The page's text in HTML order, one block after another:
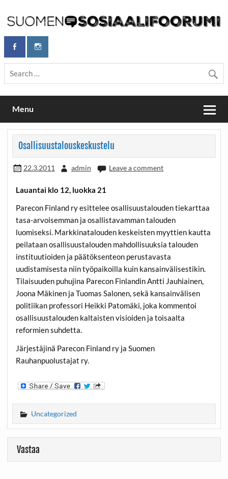
content
Maailmanparannuspäivät / Suomen
Sosiaalifoorumi
Maailmanparannuspäivät Lapinlahden Lähteellä, Helsingissä
26.–27.9.2026
Menu
Osallisuustalouskeskustelu
22.3.2011 admin Leave a comment
Lauantai klo 12, luokka 21
Parecon Finland ry esittelee osallisuustalouden tiekarttaa
tasa-arvoisemman ja osallistavamman talouden
luomiseksi. Markkinatalouden keskeisten myyttien kautta
peilataan osallisuustalouden mahdollisuuksia talouden
instituutioiden ja päätöksenteon perustavasta
uudistamisesta niin työpaikoilla kuin kansainvälisestikin.
Tilaisuuden puhujina Parecon Finlandin Antti Jauhiainen,
Joona Mäkinen ja Tuomas Salonen, sekä kansainvälisen
politiikan professori Heikki Patomäki, joka kommentoi
osallisuustalouden kaltaisten visioiden ja toisaalta
reformien suhdetta.
Järjestäjinä Parecon Finland ry ja Suomen
Rauhanpuolustajat ry.
Uncategorized
Vastaa